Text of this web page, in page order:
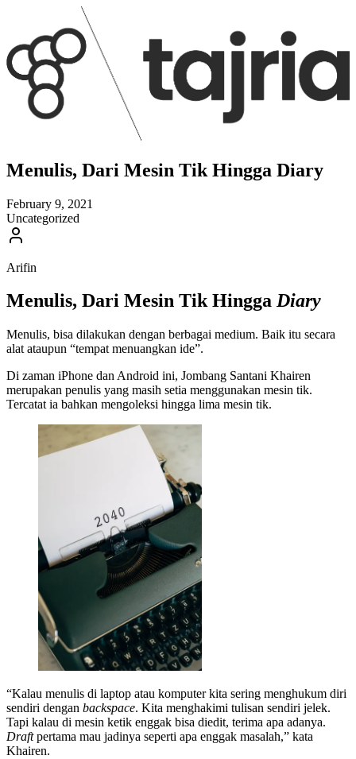
Menulis, Dari Mesin Tik Hingga Diary
February 9, 2021
Uncategorized
Arifin
Menulis, Dari Mesin Tik Hingga Diary
Menulis, bisa dilakukan dengan berbagai medium. Baik itu secara
alat ataupun “tempat menuangkan ide”.
Di zaman iPhone dan Android ini, Jombang Santani Khairen
merupakan penulis yang masih setia menggunakan mesin tik.
Tercatat ia bahkan mengoleksi hingga lima mesin tik.
“Kalau menulis di laptop atau komputer kita sering menghukum diri
sendiri dengan backspace. Kita menghakimi tulisan sendiri jelek.
Tapi kalau di mesin ketik enggak bisa diedit, terima apa adanya.
Draftpertama mau jadinya seperti apa enggak masalah,” kata
Khairen.